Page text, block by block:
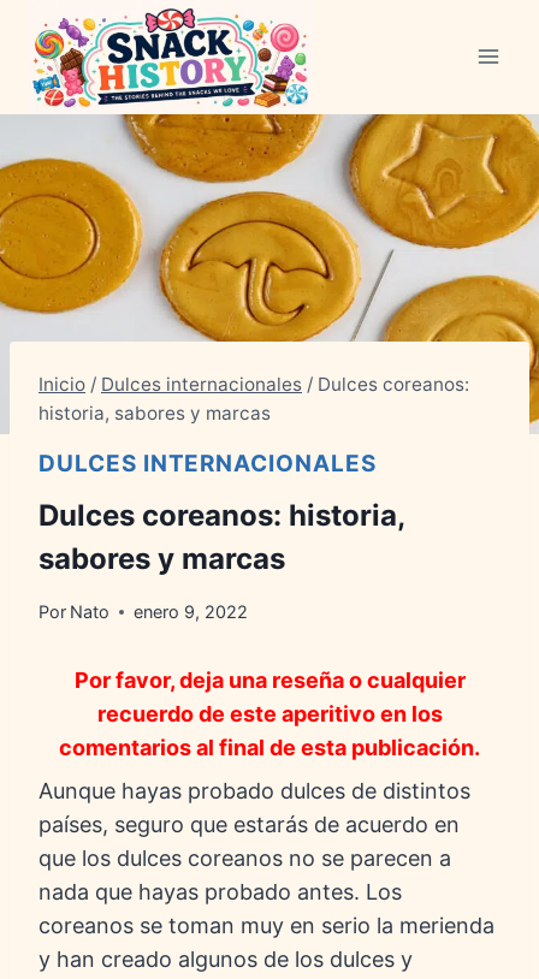
Contenido
Inicio / Dulces internacionales / Dulces coreanos:
historia, sabores y marcas
DULCES INTERNACIONALES
Dulces coreanos: historia,
sabores y marcas
Por Nato enero 9, 2022
Por favor, deja una reseña o cualquier
recuerdo de este aperitivo en los
comentarios al final de esta publicación.
Aunque hayas probado dulces de distintos
países, seguro que estarás de acuerdo en
que los dulces coreanos no se parecen a
nada que hayas probado antes. Los
coreanos se toman muy en serio la merienda
y han creado algunos de los dulces y